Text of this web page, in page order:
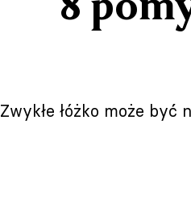
Zwykłe łóżko może być